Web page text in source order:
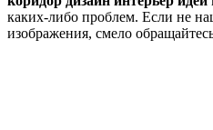
каких-либо проблем. Если не
изображения, смело